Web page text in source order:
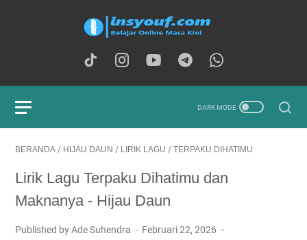
BERANDA / HIJAU DAUN / LIRIK LAGU / TERPAKU DIHATIMU
Lirik Lagu Terpaku Dihatimu dan
Maknanya - Hijau Daun
Published by Ade Suhendra
Februari 22, 2026